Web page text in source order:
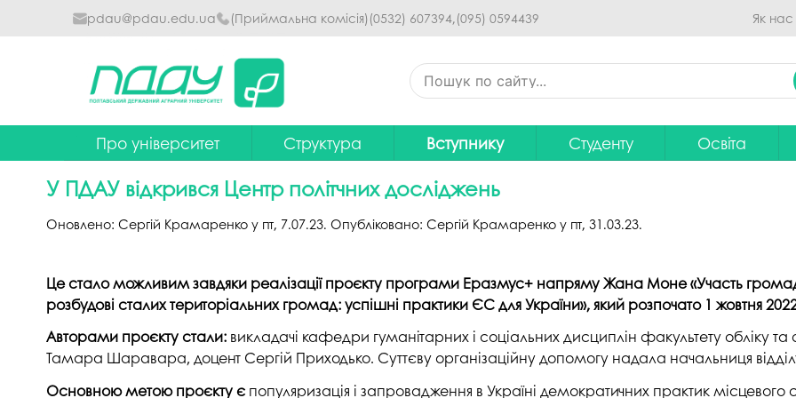
Перейти до основного
pdau@pdau.edu.ua (Приймальна комісія)(0532) 607394,(095) 0594439 Як нас
Про університет
Ректор
Сталий розвиток
Політики університету
Історія
Структура
Наглядова рада
Факультети та інститути
Кафедри
Коледжі
Вступнику
Приймальна комісія
Підготовчі курси
Зимовий вступ
Європейська освіта без ЗНО
Студенту
Оплата за навчання
Практика
Студентський Сенат
університету
Освіта
Графік
Положення про
Громадське
нормативних
У ПДАУ відкрився Центр політчних досліджень
Оновлено: Сергій Крамаренко у пт, 7.07.23. Опубліковано: Сергій Крамаренко у пт, 31.03.23.
Це стало можливим завдяки реалізації проєкту програми Еразмус+ напряму Жана Моне «Участь
розбудові сталих територіальних громад: успішні практики ЄС для України», який розпочато 1 жовтня
Авторами проєкту стали: викладачі кафедри гуманітарних і соціальних дисциплін факультету обліку
Тамара Шаравара, доцент Сергій Приходько. Суттєву організаційну допомогу надала начальниця відділу
Основною метою проєкту є популяризація і запровадження в Україні демократичних практик